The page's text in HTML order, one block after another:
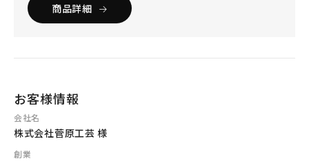
商品詳細
お客様情報
会社名
株式会社菅原工芸 様
創業